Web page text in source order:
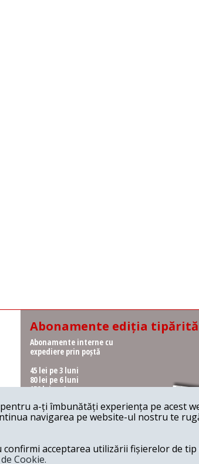
Abonamente ediția tipărită
Abonamente interne cu
expediere prin poștă
45 lei pe 3 luni
80 lei pe 6 luni
150 lei pe 1 an
Abonamente interne cu
ridicare de la redacție
62 lei pe 6 luni
115 lei pe 1 an
a-ți îmbunătăți experiența pe acest
navigarea pe website-ul nostru te
acceptarea utilizării fișierelor de
Cookie.